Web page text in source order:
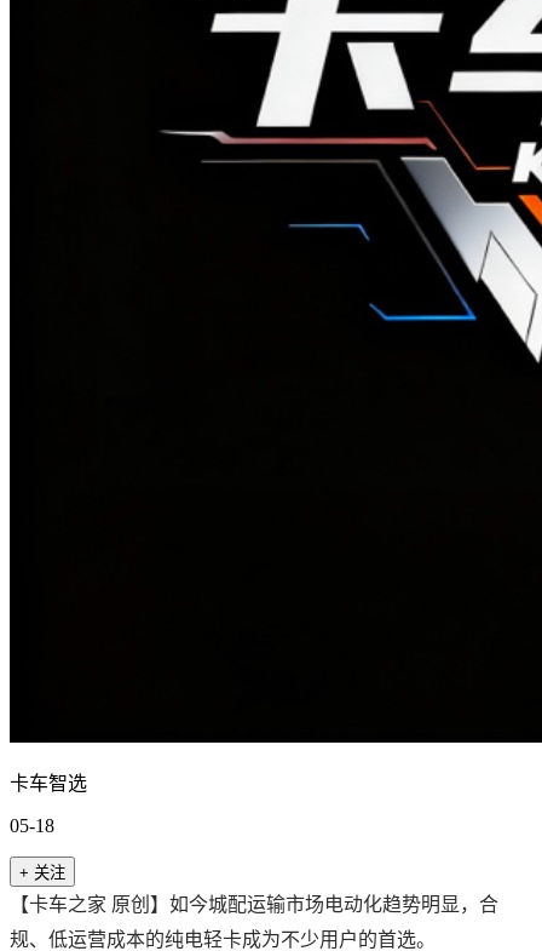
卡车智选
05-18
+ 关注
【卡车之家 原创】如今城配运输市场电动化趋势明显，合
规、低运营成本的纯电轻卡成为不少用户的首选。